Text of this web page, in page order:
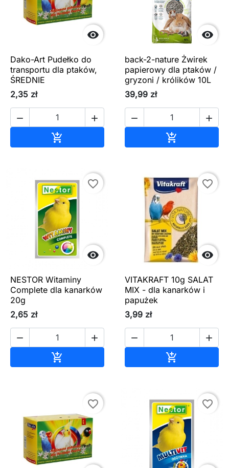

Dako-Art Pudełko do
transportu dla ptaków,
ŚREDNIE
2,35 zł
 


back-2-nature Żwirek
papierowy dla ptaków /
gryzoni / królików 10L
39,99 zł
 


favorite_border
NESTOR Witaminy
Complete dla kanarków
20g
2,65 zł
 


favorite_border
VITAKRAFT 10g SALAT
MIX - dla kanarków i
papużek
3,99 zł
 

favorite_border favorite_border